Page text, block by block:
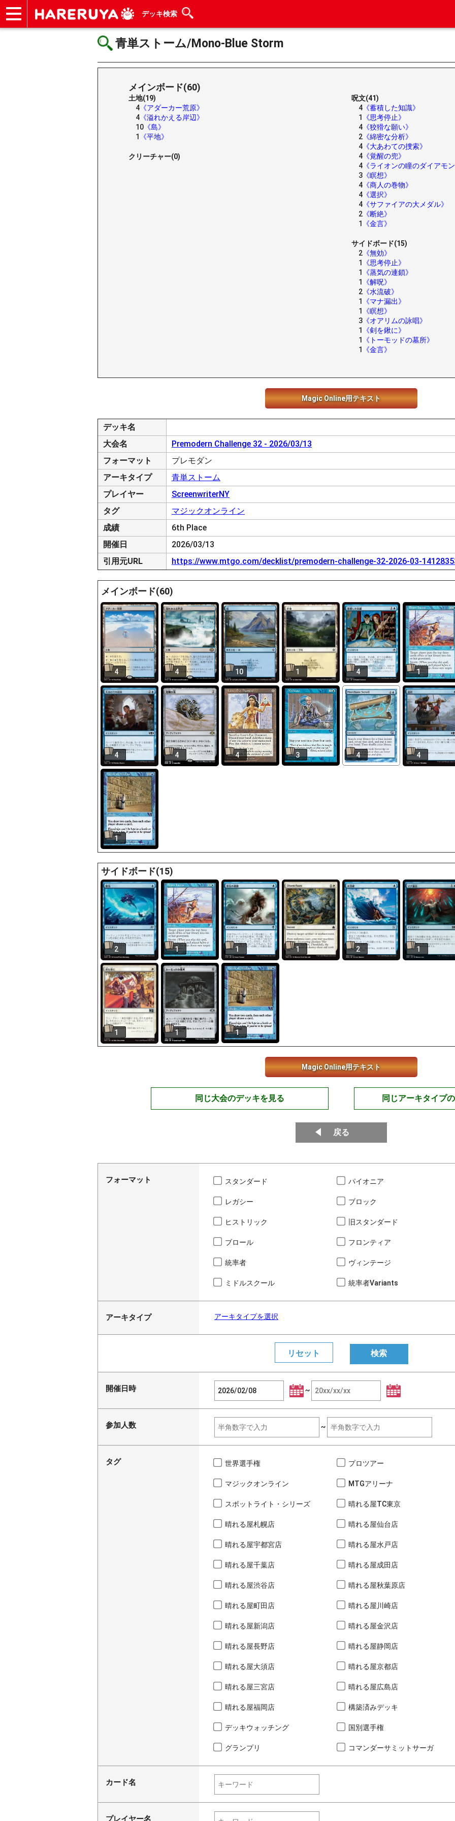
デッキ検索
青単ストーム/Mono-Blue Storm
メインボード(60)
土地(19)
4 《アダーカー荒原》
4 《溢れかえる岸辺》
10 《島》
1
《平地》
クリーチャー(0)
呪文(41)
4 《蓄積した知識》
1
《思考停止》
4 《狡猾な願い》
2 《綿密な分析》
4 《大あわての捜索》
4 《覚醒の兜》
4 《ライオンの瞳のダイアモ
3 《瞑想》
4 《商人の巻物》
4 《選択》
4 《サファイアの大メダル》
2 《断絶》
1
《金言》
サイドボード(15)
2 《無効》
1
《思考停止》
1
《蒸気の連鎖》
1
《解呪》
2 《水流破》
1
《マナ漏出》
1
《瞑想》
3 《オアリムの詠唱》
1
《剣を鍬に》
1
《トーモッドの墓所》
1
《金言》
Magic Online用テキスト
デッキ名
大会名
Premodern Challenge 32 - 2026/03/13
フォーマット
プレモダン
アーキタイプ
青単ストーム
プレイヤー
ScreenwriterNY
タグ
マジックオンライン
成績
6th Place
開催日
2026/03/13
引用元URL
https://www.mtgo.com/decklist/premodern-challenge-32-2026-03-
メインボード(60)
4 4 10 1 4 1
4 4 4 3 4 4
1
サイドボード(15)
2 1 1 1 2 1
1 1 1
Magic Online用テキスト
同じ大会のデッキを見る 同じアーキタイプ
戻る
フォーマット スタンダード パイオニア
レガシー ブロック
ヒストリック 旧スタンダード
ブロール フロンティア
統率者 ヴィンテージ
ミドルスクール 統率者Variants
アーキタイプ アーキタイプを選択
開催日時 ~
参加人数 ~
タグ 世界選手権 プロツアー
マジックオンライン MTGアリーナ
スポットライト・シリーズ 晴れる屋TC東京
晴れる屋札幌店 晴れる屋仙台店
晴れる屋宇都宮店 晴れる屋水戸店
晴れる屋千葉店 晴れる屋成田店
晴れる屋渋谷店 晴れる屋秋葉原店
晴れる屋町田店 晴れる屋川崎店
晴れる屋新潟店 晴れる屋金沢店
晴れる屋長野店 晴れる屋静岡店
晴れる屋大須店 晴れる屋京都店
晴れる屋三宮店 晴れる屋広島店
晴れる屋福岡店 構築済みデッキ
デッキウォッチング 国別選手権
グランプリ コマンダーサミットサーガ
カード名
プレイヤー名